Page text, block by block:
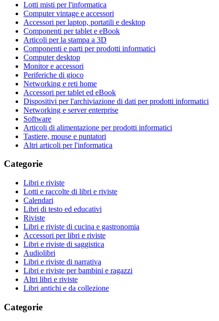
Lotti misti per l'informatica
Computer vintage e accessori
Accessori per laptop, portatili e desktop
Componenti per tablet e eBook
Articoli per la stampa a 3D
Componenti e parti per prodotti informatici
Computer desktop
Monitor e accessori
Periferiche di gioco
Networking e reti home
Accessori per tablet ed eBook
Dispositivi per l'archiviazione di dati per prodotti informatici
Networking e server enterprise
Software
Articoli di alimentazione per prodotti informatici
Tastiere, mouse e puntatori
Altri articoli per l'informatica
Categorie
Libri e riviste
Lotti e raccolte di libri e riviste
Calendari
Libri di testo ed educativi
Riviste
Libri e riviste di cucina e gastronomia
Accessori per libri e riviste
Libri e riviste di saggistica
Audiolibri
Libri e riviste di narrativa
Libri e riviste per bambini e ragazzi
Altri libri e riviste
Libri antichi e da collezione
Categorie